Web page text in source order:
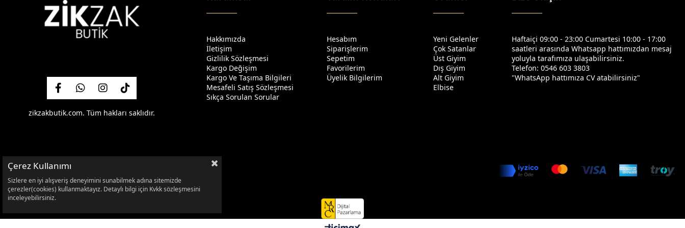
zikzakbutik.com. Tüm hakları saklıdır.
Hakkımızda
İletişim
Gizlilik Sözleşmesi
Kargo Değişim
Kargo Ve Taşıma Bilgileri
Mesafeli Satış Sözleşmesi
Sıkça Sorulan Sorular
Hesabım
Siparişlerim
Sepetim
Favorilerim
Üyelik Bilgilerim
Yeni Gelenler
Çok Satanlar
Üst Giyim
Dış Giyim
Alt Giyim
Elbise
Haftaiçi 09:00 - 23:00 Cumartesi 10:00 - 17:00
saatleri arasında Whatsapp hattımızdan mesaj
yoluyla tarafımıza ulaşabilirsiniz.
Telefon: 0546 603 3803
"WhatsApp hattımıza CV atabilirsiniz"
Çerez Kullanımı
Sizlere en iyi alışveriş deneyimini sunabilmek adına sitemizde
çerezler(cookies) kullanmaktayız. Detaylı bilgi için Kvkk sözleşmesini
inceleyebilirsiniz.